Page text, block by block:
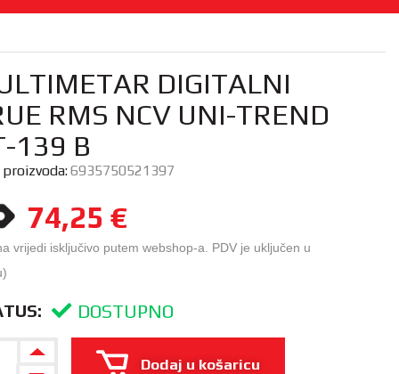
DIGITALNI
RMS NCV UNI-TREND
139 B
6935750521397
74,25 €
vrijedi isključivo putem webshop-a. PDV je uključen u
DOSTUPNO
Dodaj u košaricu